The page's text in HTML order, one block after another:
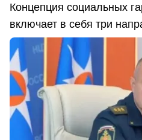
Концепция социальных
включает в себя три